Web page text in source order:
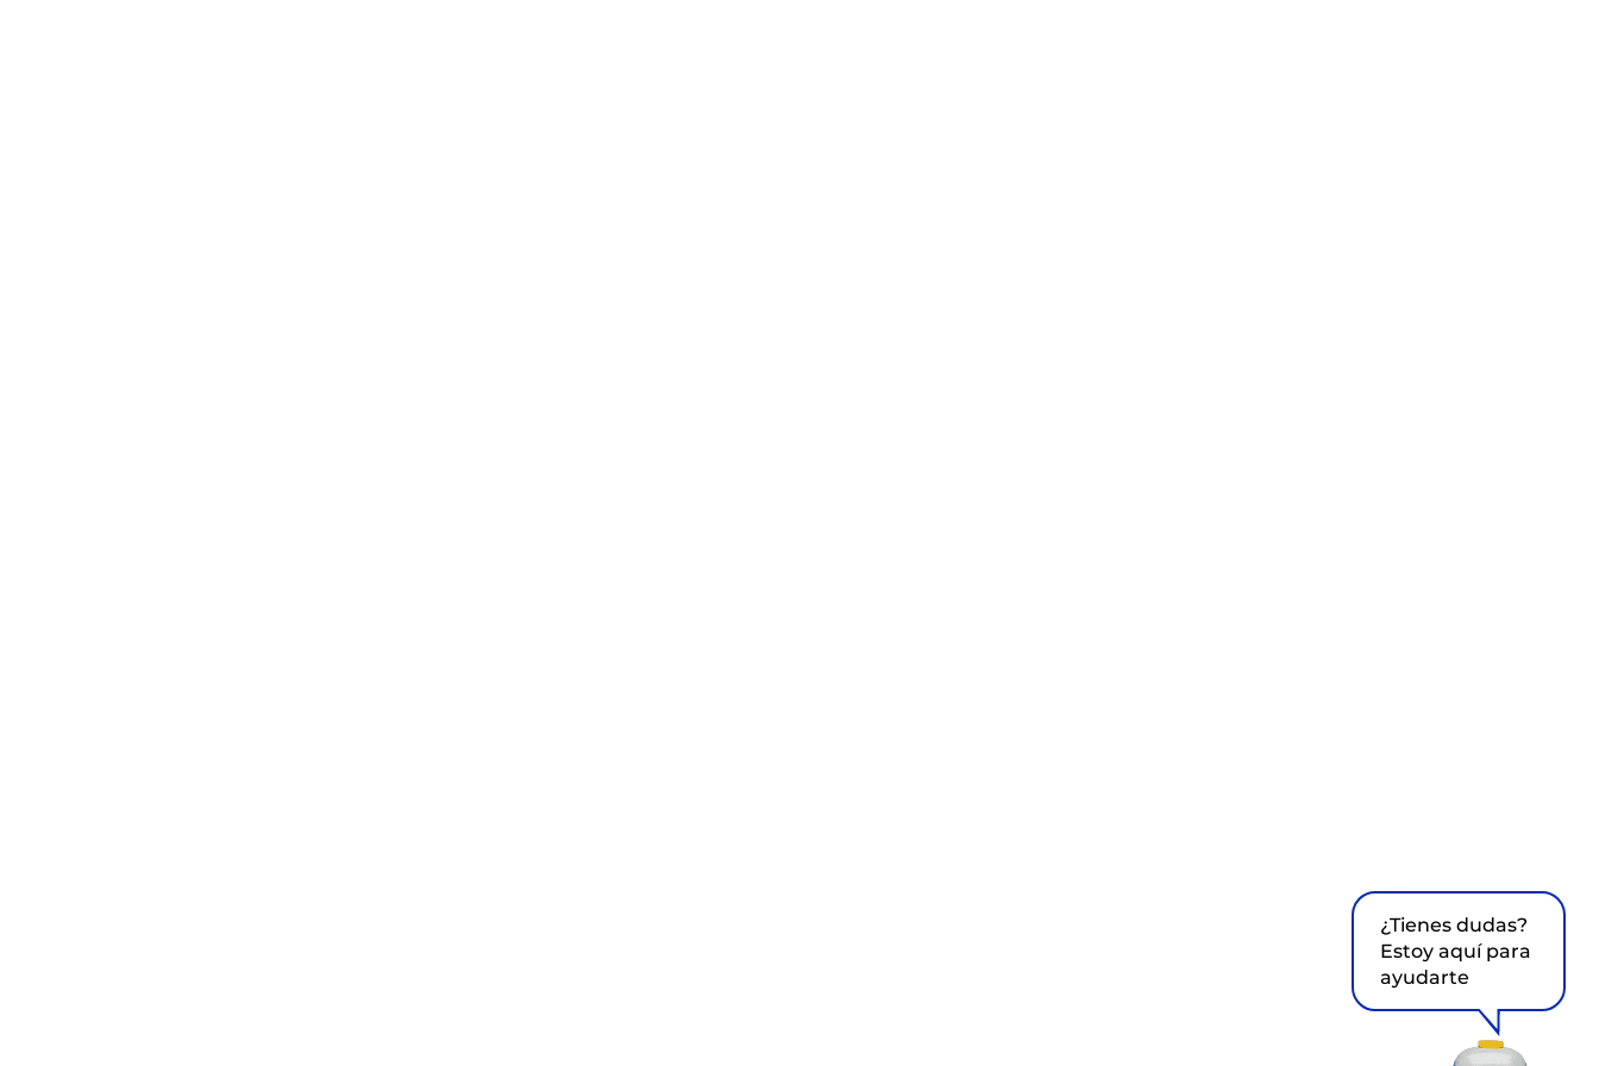
¿Tienes dudas?
Estoy aquí para
ayudarte